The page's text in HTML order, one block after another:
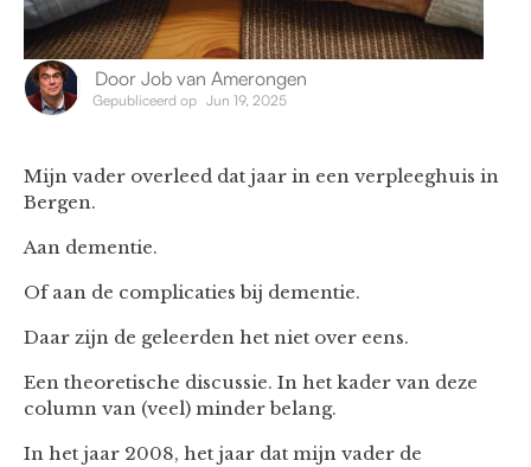
Door Job van Amerongen
Gepubliceerd op Jun 19, 2025
Mijn vader overleed dat jaar in een verpleeghuis in
Bergen.
Aan dementie.
Of aan de complicaties bij dementie.
Daar zijn de geleerden het niet over eens.
Een theoretische discussie. In het kader van deze
column van (veel) minder belang.
In het jaar 2008, het jaar dat mijn vader de